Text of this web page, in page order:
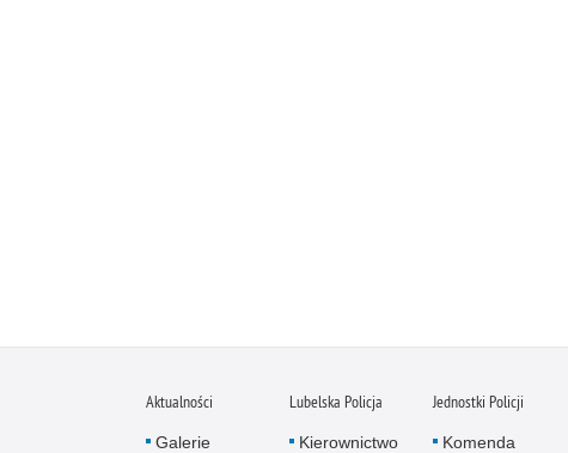
Aktualności
Galerie
Lubelska Policja
Kierownictwo
Jednostki Policji
Komenda